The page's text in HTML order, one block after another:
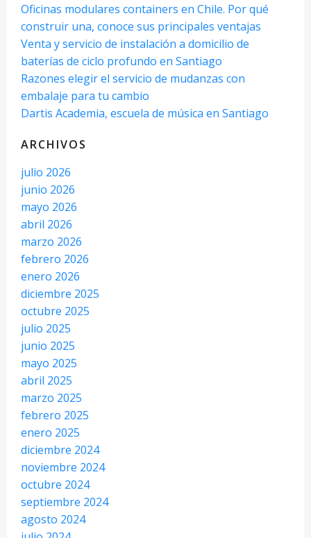
Oficinas modulares containers en Chile. Por qué
construir una, conoce sus principales ventajas
Venta y servicio de instalación a domicilio de
baterías de ciclo profundo en Santiago
Razones elegir el servicio de mudanzas con
embalaje para tu cambio
Dartis Academia, escuela de música en Santiago
ARCHIVOS
julio 2026
junio 2026
mayo 2026
abril 2026
marzo 2026
febrero 2026
enero 2026
diciembre 2025
octubre 2025
julio 2025
junio 2025
mayo 2025
abril 2025
marzo 2025
febrero 2025
enero 2025
diciembre 2024
noviembre 2024
octubre 2024
septiembre 2024
agosto 2024